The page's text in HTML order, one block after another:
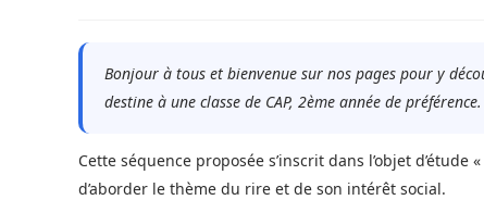
publication :
Bonjour à tous et bienvenue sur nos pages pour y
destine à une classe de CAP, 2ème année de préférence.
Cette séquence proposée s’inscrit dans l’objet d’étude «
d’aborder le thème du rire et de son intérêt social.